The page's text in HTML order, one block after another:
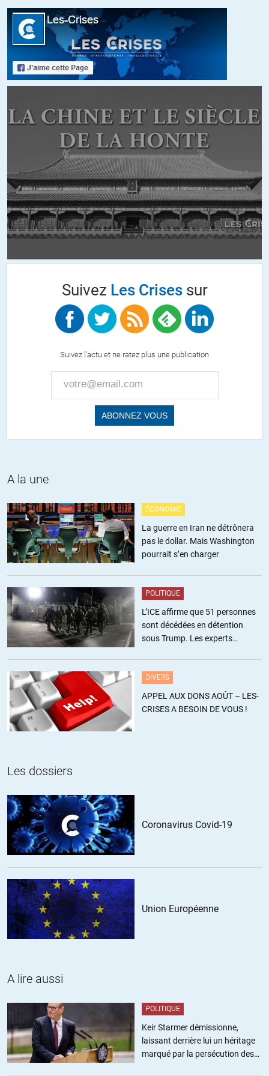
Qu’il n’y soit fait aucune mansion, ou si peu, des faiblesses
économiques de ce pays, quand ce serait là que se situent les raisons
des actions étasuniennes, montre cet aveuglement qui, à bien y
regarder, traverse & transperce également la majorité des sociétés
européennes.
La toute puissance impériale a duré une dizaine d’années, de 1991,
chute de l’U.R.S.S. jusqu’en 2001/2003 environ, et c’est pendant
depuis, n’a fait que s’accélérer.
L’empire n’a plus le choix, soit il se retire sur ses lignes d’avant 1945
et peut espérer, avec de la chance, maintenir encore un peu de sa
superbe, soit il tente de se maintenir coûte que coûte sa domination
mondiale et sera balayé à coup sûr par l’effondrement économique
international qui vient.
Quoi qu’il en soit, le dollar ne sera pas sauvé, tout comme l’euro &
l’U.E., d’ailleurs, et dès que cet effondrement aura eu lieu, trois
scenarii sont possibles aux U.S.A.: guerre civile, coup d’état ou
partition, voire une combinaison complexe de ces trois éventualités.
+4 ALERTER
Lysbeth Levy //23.05.2018 à 10h22
Mouais, je vois que les commentateurs ont bien vu que l’auteur ne
auto-réalisateur ». Pour rappel Graham Fuller est toujours actif dans
la « compagnie » malgré ces dénégations. Il fut un agent de la guerre
contre l’Urss dans la partie Asie Centrale, et proche des réseaux
de-boston-le-mystere-s-epaissit-1-3-62400
http://bakchich.herokuapp.com/international/2014/04/04/attentat-
de-boston-epilogue-convenu-63238
Je ne comprends pas la
confiance qu’on lui donne sur des sujets si sensibles ou il « bien plus
qu’un simple analyste » ….
Suivez Les Crisessur
Suivez l'actu et ne ratez plus une publication
A la une
ÉCONOMIE
La guerre en Iran ne détrônera
pas le dollar. Mais Washington
pourrait s’en charger
POLITIQUE
L’ICE affirme que 51 personnes
sont décédées en détention
sous Trump. Les experts
DIVERS
APPEL AUX DONS AOÛT – LES-
CRISES A BESOIN DE VOUS !
Les dossiers
Coronavirus Covid-19
Union Européenne
A lire aussi
POLITIQUE
Keir Starmer démissionne,
laissant derrière lui un héritage
marqué par la persécution des